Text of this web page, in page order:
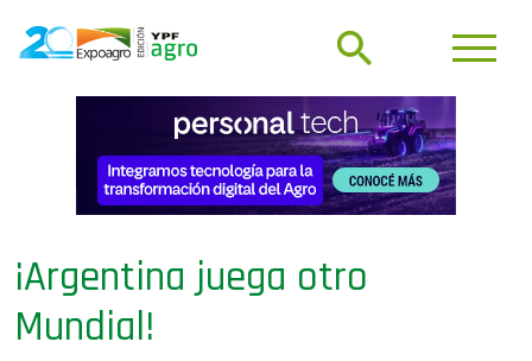
¡Argentina juega otro
Mundial!